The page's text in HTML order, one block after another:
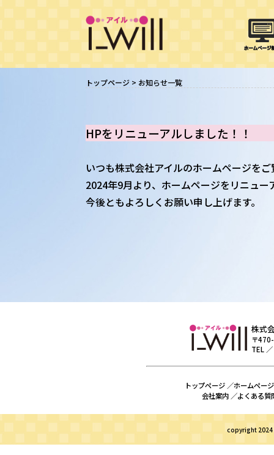
トップページ > お知らせ一覧
HPをリニューアルしました！！
いつも株式会社アイルのホームページを
2024年9月より、ホームページをリニュー
今後ともよろしくお願い申し上げます。
株式
〒
TEL
トップページ ／ホームペー
会社案内 ／よくある質
copyright